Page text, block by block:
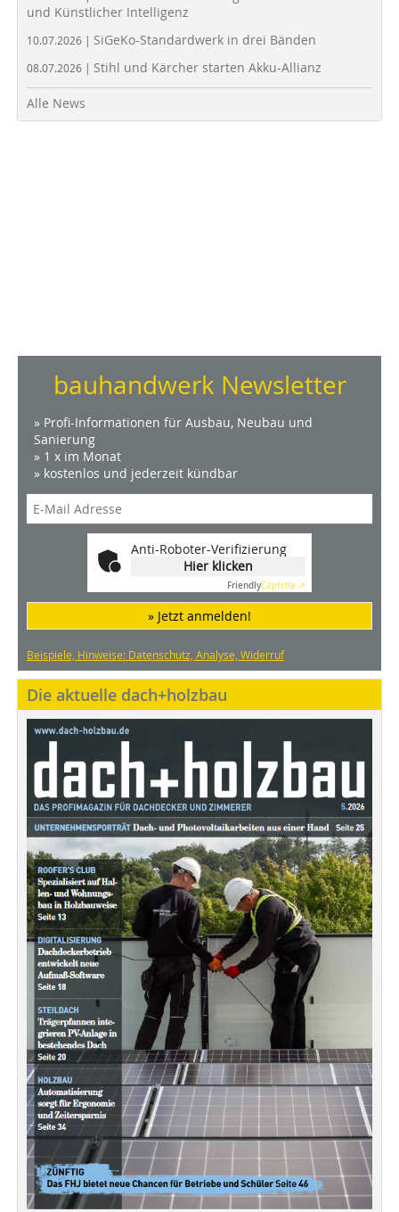
und Künstlicher Intelligenz
10.07.2026 | SiGeKo-Standardwerk in drei Bänden
08.07.2026 | Stihl und Kärcher starten Akku-Allianz
Alle News
bauhandwerk Newsletter
» Profi-Informationen für Ausbau, Neubau und
Sanierung
» 1 x im Monat
» kostenlos und jederzeit kündbar
Anti-Roboter-Verifizierung
Hier klicken
FriendlyCaptcha ⇗
» Jetzt anmelden!
Beispiele, Hinweise: Datenschutz, Analyse, Widerruf
Die aktuelle dach+holzbau